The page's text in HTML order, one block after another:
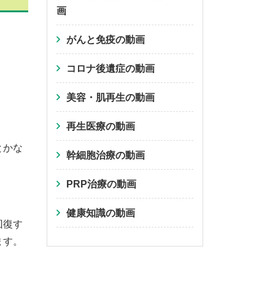
かな
復す
。
画
がんと免疫の動画
コロナ後遺症の動画
美容・肌再生の動画
再生医療の動画
幹細胞治療の動画
PRP治療の動画
健康知識の動画